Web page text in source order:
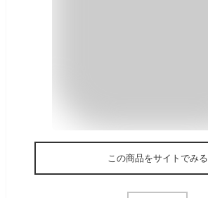
この商品をサイトでみる